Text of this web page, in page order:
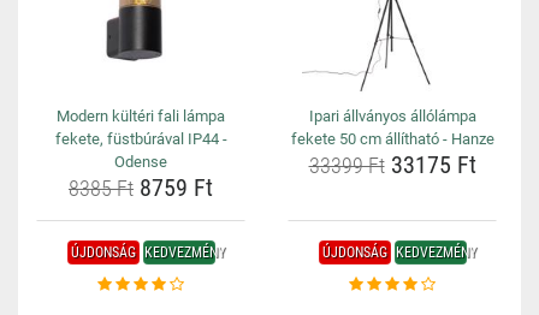
Modern kültéri fali lámpa
fekete, füstbúrával IP44 -
Odense
8385 Ft 8759 Ft
Ipari állványos állólámpa
fekete 50 cm állítható - Hanze
33399 Ft33175 Ft
ÚJDONSÁG KEDVEZMÉNY ÚJDONSÁG KEDVEZMÉNY